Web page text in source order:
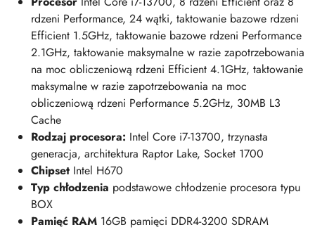
rdzeni Performance, 24 wątki, taktowanie bazowe rdzeni
Efficient 1.5GHz, taktowanie bazowe rdzeni Performance
2.1GHz, taktowanie maksymalne w razie zapotrzebowania
na moc obliczeniową rdzeni Efficient 4.1GHz, taktowanie
maksymalne w razie zapotrzebowania na moc
obliczeniową rdzeni Performance 5.2GHz, 30MB L3
Cache
Rodzaj procesora: Intel Core i7-13700, trzynasta
generacja, architektura Raptor Lake, Socket 1700
Chipset Intel H670
Typ chłodzenia podstawowe chłodzenie procesora typu
BOX
Pamięć RAM 16GB pamięci DDR4-3200 SDRAM